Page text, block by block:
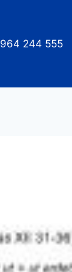
964 244 555